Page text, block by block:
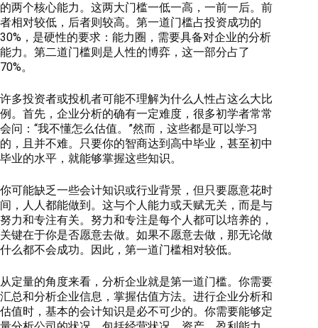
的两个核心能力。这两大门槛一低一高，一前一后。前
者相对较低，后者则较高。第一道门槛占投资成功的
30%，是硬性的要求：能力圈，需要具备对企业的分析
能力。第二道门槛则是人性的博弈，这一部分占了
70%。
许多投资者或投机者可能不理解为什么人性占这么大比
例。首先，企业分析的确有一定难度，很多初学者常常
会问：“我不懂怎么估值。”然而，这些都是可以学习
的，且并不难。只要你的智商达到高中毕业，甚至初中
毕业的水平，就能够掌握这些知识。
你可能缺乏一些会计知识或行业背景，但只要愿意花时
间，人人都能做到。这与个人能力或天赋无关，而是与
努力和专注有关。努力和专注是每个人都可以培养的，
关键在于你是否愿意去做。如果不愿意去做，那无论做
什么都不会成功。因此，第一道门槛相对较低。
从定量的角度来看，分析企业就是第一道门槛。你需要
汇总和分析企业信息，掌握估值方法。进行企业分析和
估值时，基本的会计知识是必不可少的。你需要能够定